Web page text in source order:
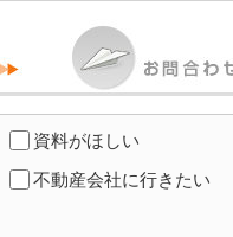
資料がほしい
不動産会社に行きたい